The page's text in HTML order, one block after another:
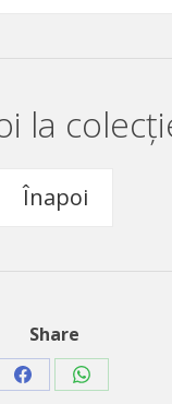
la
Înapoi
Share
Share Share